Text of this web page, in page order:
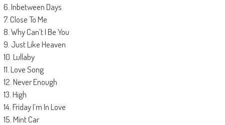
6. Inbetween Days
7. Close To Me
8. Why Can’t I Be You
9. Just Like Heaven
10. Lullaby
11. Love Song
12. Never Enough
13. High
14. Friday I’m In Love
15. Mint Car